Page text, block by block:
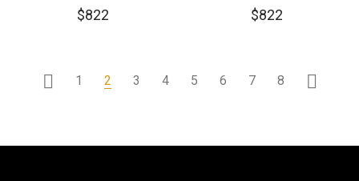
$822 $822
1 2 3 4 5 6 7 8